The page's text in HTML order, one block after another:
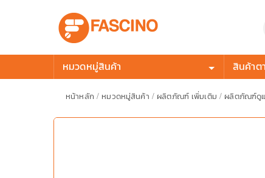
หมวดหมู่สินค้า สินค้าต
หน้าหลัก / หมวดหมู่สินค้า / ผลิตภัณฑ์ เพิ่มเติม/ ผลิตภัณฑ์ดู